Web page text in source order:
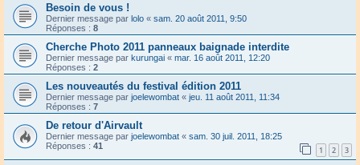
Besoin de vous !
Dernier message par lolo « sam. 20 août 2011, 9:50
Réponses : 8
Cherche Photo 2011 panneaux baignade interdite
Dernier message par kurungai « mar. 16 août 2011, 12:20
Réponses : 2
Les nouveautés du festival édition 2011
Dernier message par joelewombat « jeu. 11 août 2011, 11:34
Réponses : 7
De retour d'Airvault
Dernier message par joelewombat « sam. 30 juil. 2011, 18:25
Réponses : 41 1 2 3